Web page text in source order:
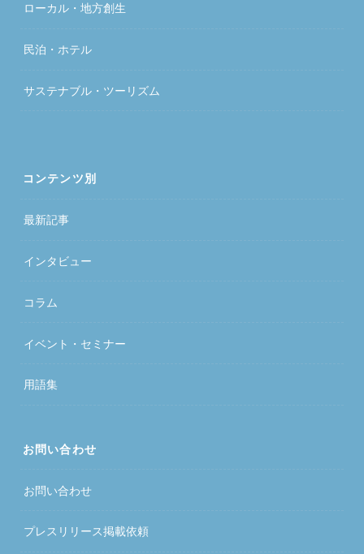
ローカル・地方創生
民泊・ホテル
サステナブル・ツーリズム
コンテンツ別
最新記事
インタビュー
コラム
イベント・セミナー
用語集
お問い合わせ
お問い合わせ
プレスリリース掲載依頼